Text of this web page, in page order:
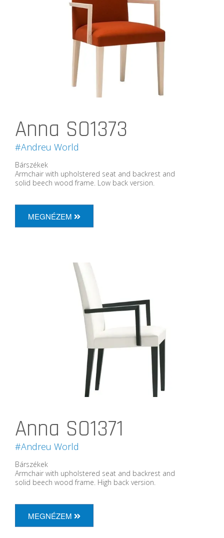
Anna SO1373
#Andreu World
Bárszékek
Armchair with upholstered seat and backrest and
solid beech wood frame. Low back version.
MEGNÉZEM
Anna SO1371
#Andreu World
Bárszékek
Armchair with upholstered seat and backrest and
solid beech wood frame. High back version.
MEGNÉZEM